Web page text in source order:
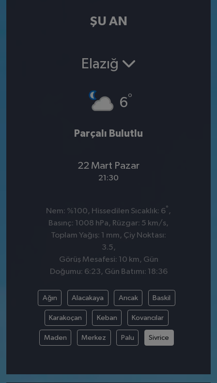
ŞU AN
Elazığ
6°
Parçalı Bulutlu
22 Mart Pazar
21:30
Nem: %100, Hissedilen Sıcaklık: 6° ,
Basınç: 1008 hPa, Rüzgar: 5 km/s,
Toplam Yağış: 1 mm, Çiy Noktası:
3.5,
Görüş Mesafesi: 10 km, Gün
Doğumu: 6:23, Gün Batımı: 18:36
Ağın Alacakaya Arıcak Baskil
Karakoçan Keban Kovancılar
Maden Merkez Palu Sivrice